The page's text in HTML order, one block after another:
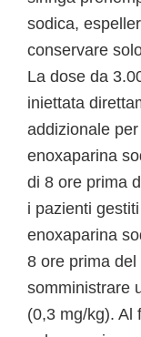
sodica,
conservare
La dose da
iniettata
addizionale
enoxaparina
di 8 ore prima
i pazienti
enoxaparina
8 ore prima
somministrare
(0,3 mg/kg). Al